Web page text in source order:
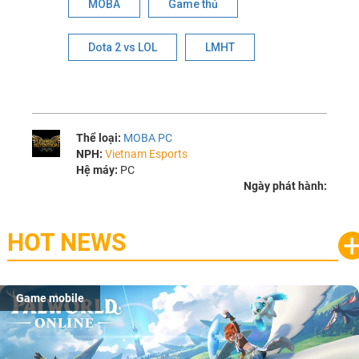
MOBA Game thủ
Dota 2 vs LOL LMHT
Thể loại: MOBA PC
NPH:Vietnam Esports
Hệ máy: PC
Ngày phát hành:
HOT NEWS
Game mobile